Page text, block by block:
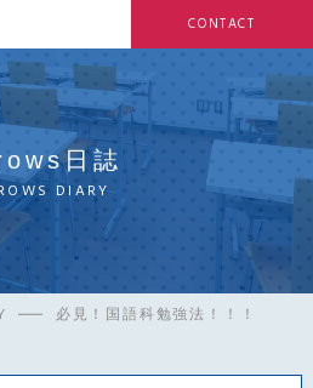
CONTACT
日誌
DIARY
必見！国語科勉強法！！！